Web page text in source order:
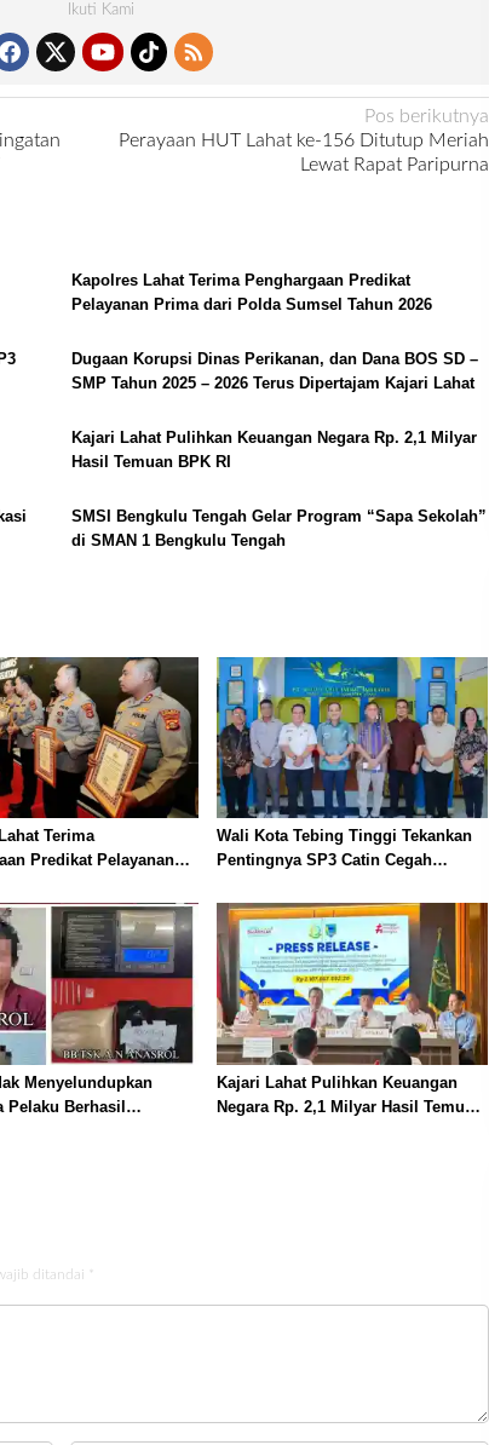
Ikuti Kami
Pos berikutnya
Perayaan HUT Lahat ke-156 Ditutup Meriah
Lewat Rapat Paripurna
Kapolres Lahat Terima Penghargaan Predikat
Pelayanan Prima dari Polda Sumsel Tahun 2026
Dugaan Korupsi Dinas Perikanan, dan Dana BOS SD –
SMP Tahun 2025 – 2026 Terus Dipertajam Kajari Lahat
Kajari Lahat Pulihkan Keuangan Negara Rp. 2,1 Milyar
Hasil Temuan BPK RI
SMSI Bengkulu Tengah Gelar Program “Sapa Sekolah”
di SMAN 1 Bengkulu Tengah
Terima
Predikat Pelayanan
Wali Kota Tebing Tinggi Tekankan
Pentingnya SP3 Catin Cegah
Menyelundupkan
Pelaku Berhasil
Kajari Lahat Pulihkan Keuangan
Negara Rp. 2,1 Milyar Hasil Temuan
ditandai *